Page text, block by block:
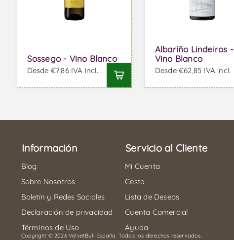
Sossego - Vino Blanco
Desde €7,86 IVA incl.
Albariño Lindeiros -
Vino Blanco
Desde €62,85 IVA incl.
Información
Blog
Sobre Nosotros
Boletín y Redes Sociales
Declaración de privacidad
Términos de Uso
Servicio al Cliente
Mi Cuenta
Cesta
Lista de Deseos
Cuenta Comercial
Ayuda
Copyright © 2026 VelvetBull España. Todos los derechos reservados.